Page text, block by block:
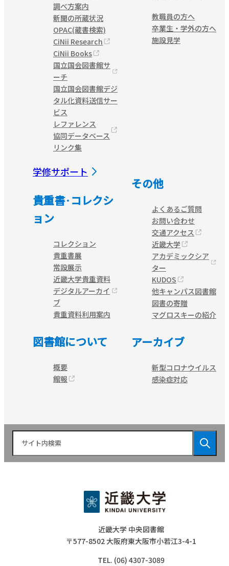
調べ方案内
新聞の所蔵状況
OPAC(蔵書検索)
CiNii Research
CiNii Books
国立国会図書館サ
ーチ
国立国会図書館デジ
タル化資料送信サー
ビス
レファレンス
協同データベース
リンク集
教職員の方へ
卒業生・学外の方へ
施設見学
学修サポート
貴重書·コレクシ
ョン
コレクション
貴重書展
常設展示
近畿大学貴重資料
デジタルアーカイ
ブ
貴重資料利用案内
図書館について
概要
館報
その他
よくあるご質問
お問い合わせ
交通アクセス
近畿大学
アカデミックシア
ター
KUDOS
他キャンパス図書館
図書の寄贈
マグロスキーの紹介
アーカイブ
新型コロナウイルス
感染症対応
近畿大学 中央図書館
〒577-8502 大阪府東大阪市小若江3-4-1
TEL. (06) 4307-3089